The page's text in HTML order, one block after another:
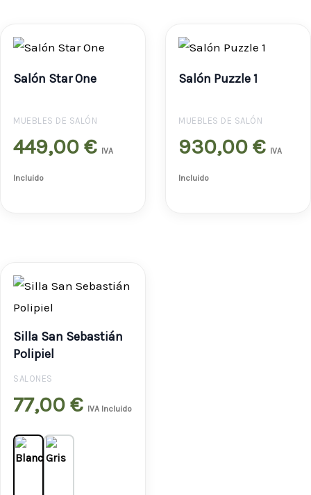
Salón Star One
MUEBLES DE SALÓN
449,00€ IVA
Incluido
Salón Puzzle 1
MUEBLES DE SALÓN
930,00€ IVA
Incluido
Silla San Sebastián
Polipiel
SALONES
77,00€ IVA Incluido